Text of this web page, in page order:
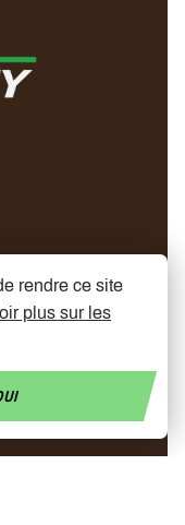
rendre ce site
plus sur les